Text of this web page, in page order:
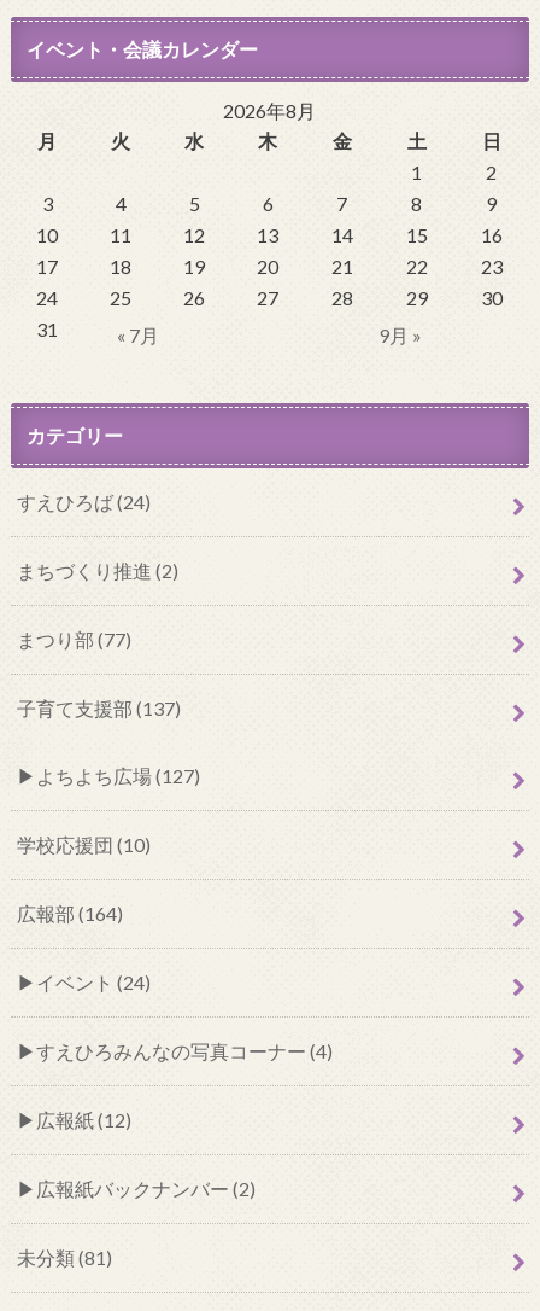
イベント・会議カレンダー
2026年8月
月
火 水 木 金 土
日
1
2
3
4 5 6 7 8
9
10
11 12 13 14 15
16
17
18 19 20 21 22
23
24
25 26 27 28 29
30
31
« 7月 9月 »
カテゴリー
すえひろば (24)
まちづくり推進 (2)
まつり部 (77)
子育て支援部 (137)
よちよち広場 (127)
学校応援団 (10)
広報部 (164)
イベント (24)
すえひろみんなの写真コーナー (4)
広報紙 (12)
広報紙バックナンバー (2)
未分類 (81)